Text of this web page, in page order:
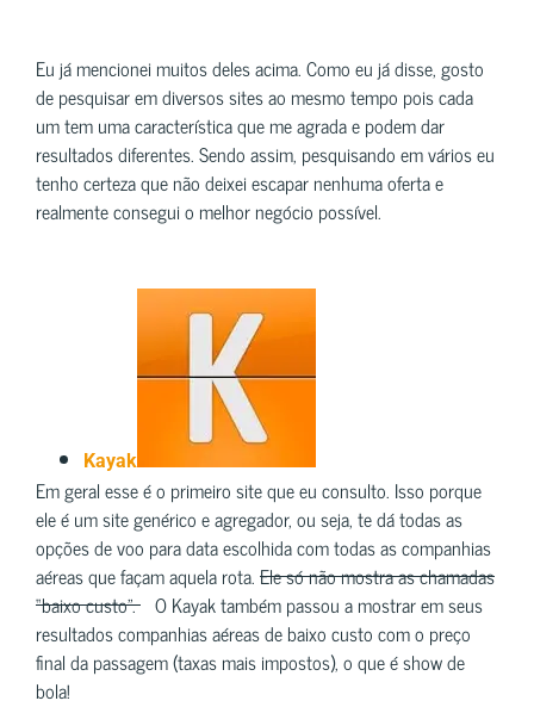
Eu já mencionei muitos deles acima. Como eu já disse, gosto
de pesquisar em diversos sites ao mesmo tempo pois cada
um tem uma característica que me agrada e podem dar
resultados diferentes. Sendo assim, pesquisando em vários eu
tenho certeza que não deixei escapar nenhuma oferta e
realmente consegui o melhor negócio possível.
Kayak
Em geral esse é o primeiro site que eu consulto. Isso porque
ele é um site genérico e agregador, ou seja, te dá todas as
opções de voo para data escolhida com todas as companhias
aéreas que façam aquela rota.Ele só não mostra as chamadas
“baixo custo”. O Kayak também passou a mostrar em seus
resultados companhias aéreas de baixo custo com o preço
final da passagem (taxas mais impostos), o que é show de
bola!